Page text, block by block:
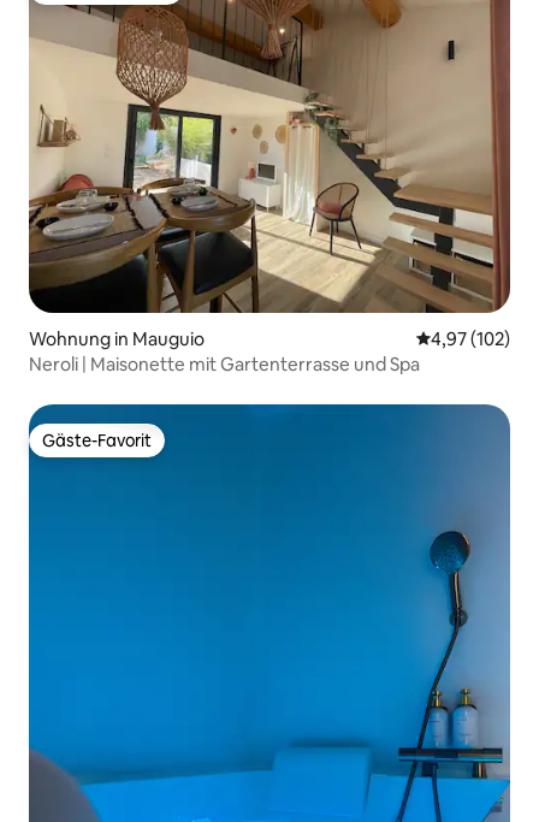
Wohnung in Mauguio
4,97 (102)
Neroli | Maisonette mit Gartenterrasse und Spa
Gäste-Favorit
Gäste-Favorit